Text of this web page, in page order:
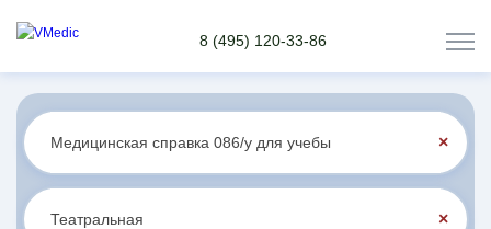
8 (495) 120-33-86
×
×